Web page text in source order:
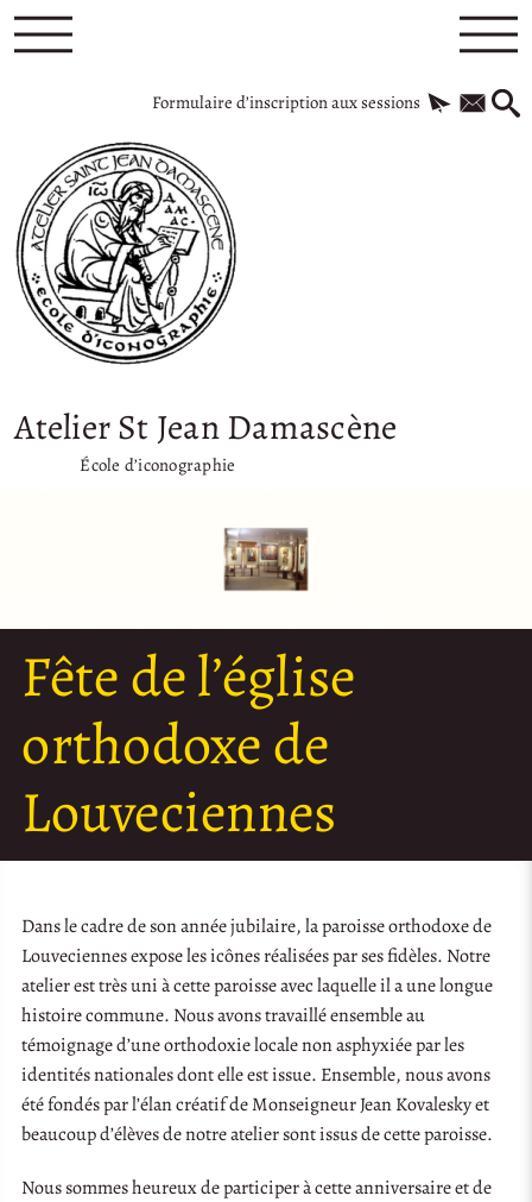
Formulaire d’inscription aux sessions
Atelier St Jean Damascène
École d’iconographie
Fête de l’église
orthodoxe de
Louveciennes
Dans le cadre de son année jubilaire, la paroisse orthodoxe de
Louveciennes expose les icônes réalisées par ses fidèles. Notre
atelier est très uni à cette paroisse avec laquelle il a une longue
histoire commune. Nous avons travaillé ensemble au
témoignage d’une orthodoxie locale non asphyxiée par les
identités nationales dont elle est issue. Ensemble, nous avons
été fondés par l’élan créatif de Monseigneur Jean Kovalesky et
beaucoup d’élèves de notre atelier sont issus de cette paroisse.
Nous sommes heureux de participer à cette anniversaire et de